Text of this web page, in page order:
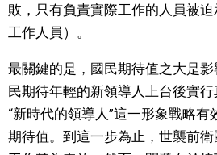
敗，只有負責實際工作的人員被
工作人員）。
最關鍵的是，國民期待值之大是
民期待年輕的新領導人上台後實行
“新時代的領導人”這一形象戰略
期待值。到這一步為止，世襲前